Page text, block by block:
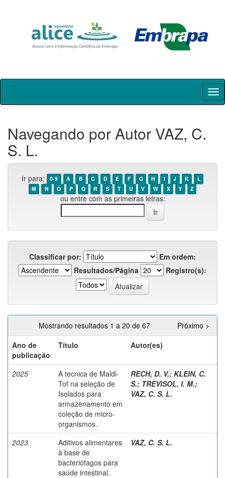
Skip
Navegando por Autor VAZ, C.
S. L.
Ir para: 0-9 A B C D E F G H I J K
L
M
N O P Q R S T U V W X Y Z
ou entre com as primeiras letras:
Classificar por:
Em ordem:
Resultados/Página
Registro(s):
Mostrando resultados 1 a 20 de 67
Próximo >
Ano de
publicação
Título Autor(es)
2025
A tecnica de Maldi-
Tof na seleção de
Isolados para
armazenamento em
coleção de micro-
organismos.
RECH, D. V.; KLEIN, C.
S.; TREVISOL, I. M.;
VAZ, C. S. L.
2023
Aditivos alimentares
à base de
bacteriófagos para
saúde intestinal.
VAZ, C. S. L.